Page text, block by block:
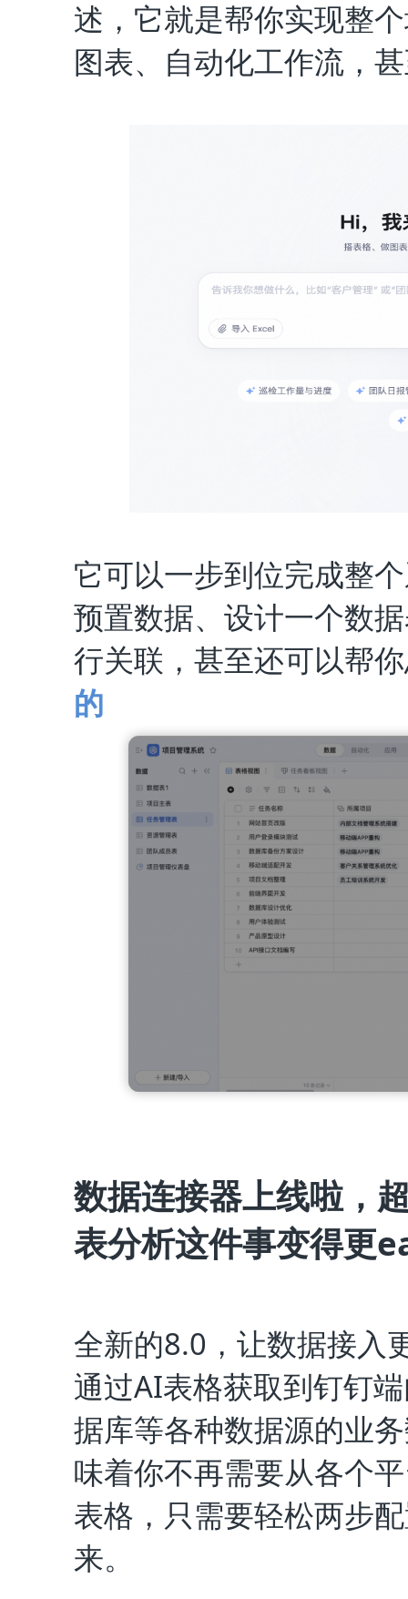
述，它就是帮你实现整
图表、自动化工作流，
它可以一步到位完成整
预置数据、设计一个数
行关联，甚至还可以帮
的
数据连接器上线啦，
表分析这件事变得更
全新的8.0，让数据接入
通过AI表格获取到钉钉
据库等各种数据源的业
味着你不再需要从各个
表格，只需要轻松两步
来。